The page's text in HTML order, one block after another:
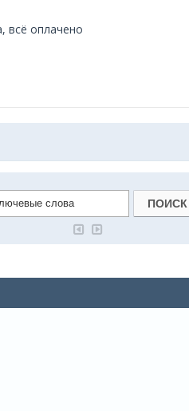
всё оплачено